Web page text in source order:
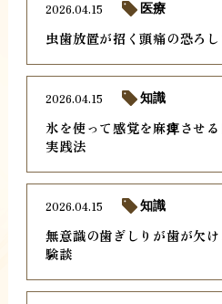
虫歯放置が招く頭痛の恐ろ
2026.04.15 医療
氷を使って感覚を麻痺させ
実践法
2026.04.15 知識
無意識の歯ぎしりが歯が欠
験談
2026.04.15 知識